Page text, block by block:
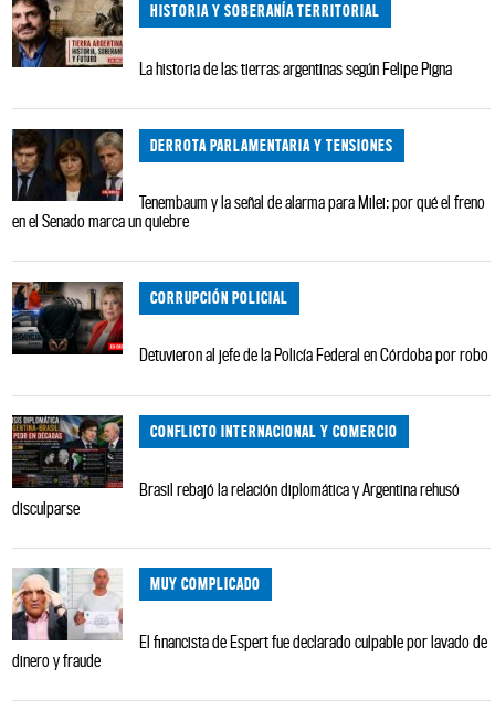
HISTORIA Y SOBERANÍA TERRITORIAL
La historia de las tierras argentinas según Felipe Pigna
DERROTA PARLAMENTARIA Y TENSIONES
Tenembaum y la señal de alarma para Milei: por qué el freno
en el Senado marca un quiebre
CORRUPCIÓN POLICIAL
Detuvieron al jefe de la Policía Federal en Córdoba por robo
CONFLICTO INTERNACIONAL Y COMERCIO
Brasil rebajó la relación diplomática y Argentina rehusó
disculparse
MUY COMPLICADO
El financista de Espert fue declarado culpable por lavado de
dinero y fraude